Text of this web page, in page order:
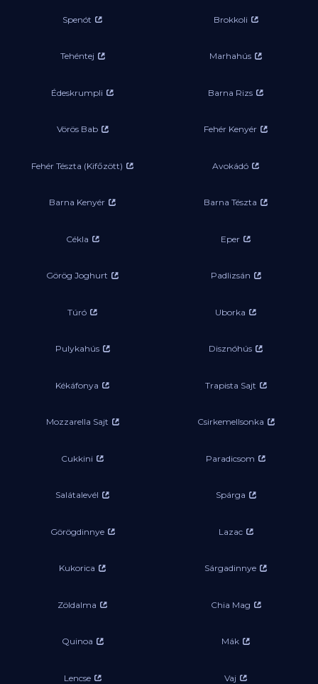
Spenót Brokkoli
Tehéntej Marhahús
Édeskrumpli Barna Rizs
Vörös Bab Fehér Kenyér
Fehér Tészta (Kifőzött) Avokádó
Barna Kenyér Barna Tészta
Cékla Eper
Görög Joghurt Padlizsán
Túró Uborka
Pulykahús Disznóhús
Kékáfonya Trapista Sajt
Mozzarella Sajt Csirkemellsonka
Cukkini Paradicsom
Salátalevél Spárga
Görögdinnye Lazac
Kukorica Sárgadinnye
Zöldalma Chia Mag
Quinoa Mák
Lencse Vaj